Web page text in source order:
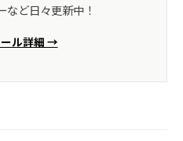
など日々更新中！
ル詳細 →